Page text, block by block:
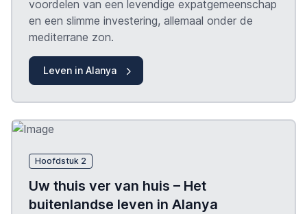
voordelen van een levendige expatgemeenschap
en een slimme investering, allemaal onder de
mediterrane zon.
Leven in Alanya
Hoofdstuk 2
Uw thuis ver van huis – Het
buitenlandse leven in Alanya